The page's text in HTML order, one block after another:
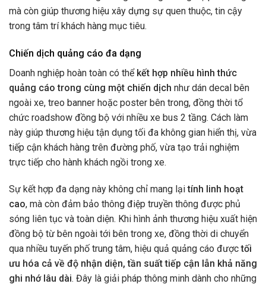
mà còn giúp thương hiệu xây dựng sự quen thuộc, tin cậy
trong tâm trí khách hàng mục tiêu.
Chiến dịch quảng cáo đa dạng
Doanh nghiệp hoàn toàn có thể kết hợp nhiều hình thức
quảng cáo trong cùng một chiến dịch như dán decal bên
ngoài xe, treo banner hoặc poster bên trong, đồng thời tổ
chức roadshow đồng bộ với nhiều xe bus 2 tầng. Cách làm
này giúp thương hiệu tận dụng tối đa không gian hiển thị, vừa
tiếp cận khách hàng trên đường phố, vừa tạo trải nghiệm
trực tiếp cho hành khách ngồi trong xe.
Sự kết hợp đa dạng này không chỉ mang lạitính linh hoạt
cao, mà còn đảm bảo thông điệp truyền thông được phủ
sóng liên tục và toàn diện. Khi hình ảnh thương hiệu xuất hiện
đồng bộ từ bên ngoài tới bên trong xe, đồng thời di chuyển
qua nhiều tuyến phố trung tâm, hiệu quả quảng cáo đượctối
ưu hóa cả về độ nhận diện, tần suất tiếp cận lẫn khả năng
ghi nhớ lâu dài. Đây là giải pháp thông minh dành cho những